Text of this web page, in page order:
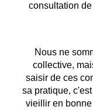
consultation
Nous ne
collective,
saisir de ces
sa pratique,
vieillir en